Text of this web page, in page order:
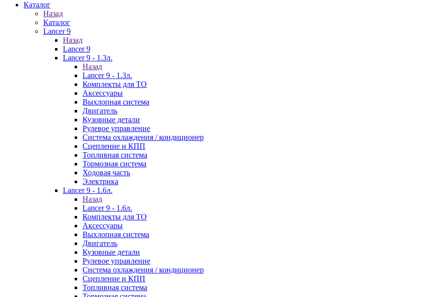
Каталог
Назад
Каталог
Lancer 9
Назад
Lancer 9
Lancer 9 - 1.3л.
Назад
Lancer 9 - 1.3л.
Комплекты для ТО
Аксессуары
Выхлопная система
Двигатель
Кузовные детали
Рулевое управление
Система охлаждения / кондиционер
Сцепление и КПП
Топливная система
Тормозная система
Ходовая часть
Электрика
Lancer 9 - 1.6л.
Назад
Lancer 9 - 1.6л.
Комплекты для ТО
Аксессуары
Выхлопная система
Двигатель
Кузовные детали
Рулевое управление
Система охлаждения / кондиционер
Сцепление и КПП
Топливная система